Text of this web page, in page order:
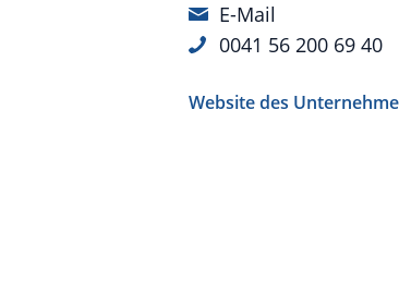
E-Mail
0041 56 200 69 40
Website des